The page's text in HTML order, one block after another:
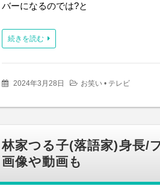
バーになるのでは?と
続きを読む
2024年3月28日 お笑い • テレビ
林家つる子(落語家)身長/
画像や動画も